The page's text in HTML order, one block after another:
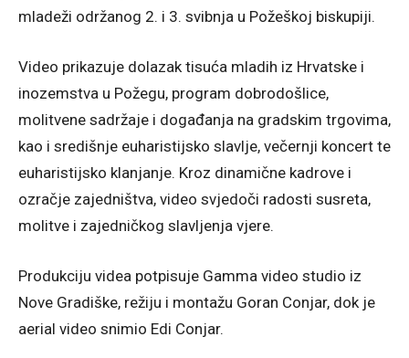
mladeži održanog 2. i 3. svibnja u Požeškoj biskupiji.
Video prikazuje dolazak tisuća mladih iz Hrvatske i
inozemstva u Požegu, program dobrodošlice,
molitvene sadržaje i događanja na gradskim trgovima,
kao i središnje euharistijsko slavlje, večernji koncert te
euharistijsko klanjanje. Kroz dinamične kadrove i
ozračje zajedništva, video svjedoči radosti susreta,
molitve i zajedničkog slavljenja vjere.
Produkciju videa potpisuje Gamma video studio iz
Nove Gradiške, režiju i montažu Goran Conjar, dok je
aerial video snimio Edi Conjar.